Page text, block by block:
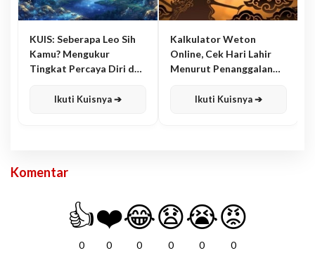
KUIS: Seberapa Leo Sih
Kamu? Mengukur
Tingkat Percaya Diri dan
Ikuti Kuisnya ➔
Kalkulator Weton
Online, Cek Hari Lahir
Menurut Penanggalan
Ikuti Kuisnya ➔
Komentar
👍
0
❤️
0
😂
0
😧
0
😭
0
😡
0